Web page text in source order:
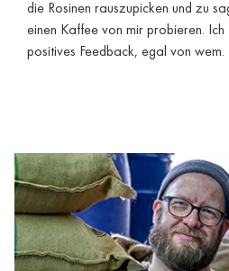
die Rosinen rauszupicken und zu
einen Kaffee von mir probieren.
positives Feedback, egal von wem.